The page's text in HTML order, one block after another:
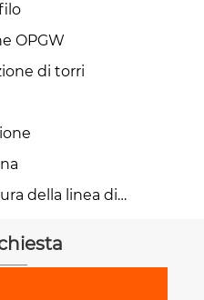
OPGW
di torri
della linea di